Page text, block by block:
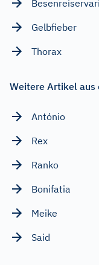
Gelbfieber
Thorax
Weitere Artikel aus
António
Rex
Ranko
Bonifatia
Meike
Said